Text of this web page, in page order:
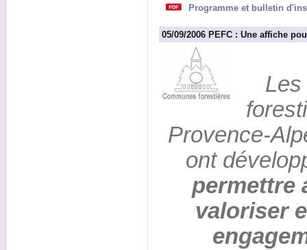
Programme et bulletin
05/09/2006 PEFC : Une affiche
Provence-
ont
permettre
valoriser